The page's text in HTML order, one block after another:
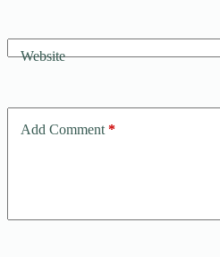
Website
Add Comment *